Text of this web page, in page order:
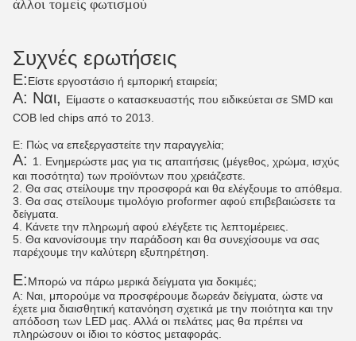
άλλοι τομείς φωτισμού
Συχνές ερωτήσεις
Ε:Είστε εργοστάσιο ή εμπορική εταιρεία;
Α: Ναι, Είμαστε ο κατασκευαστής που ειδικεύεται σε SMD και
COB led chips από το 2013.
Ε: Πώς να επεξεργαστείτε την παραγγελία;
Α: 1. Ενημερώστε μας για τις απαιτήσεις (μέγεθος, χρώμα, ισχύς
και ποσότητα) των προϊόντων που χρειάζεστε.
2. Θα σας στείλουμε την προσφορά και θα ελέγξουμε το απόθεμα.
3. Θα σας στείλουμε τιμολόγιο proformer αφού επιβεβαιώσετε τα
δείγματα.
4. Κάνετε την πληρωμή αφού ελέγξετε τις λεπτομέρειες.
5. Θα κανονίσουμε την παράδοση και θα συνεχίσουμε να σας
παρέχουμε την καλύτερη εξυπηρέτηση.
Ε:Μπορώ να πάρω μερικά δείγματα για δοκιμές;
Α: Ναι, μπορούμε να προσφέρουμε δωρεάν δείγματα, ώστε να
έχετε μια διαισθητική κατανόηση σχετικά με την ποιότητα και την
απόδοση των LED μας. Αλλά οι πελάτες μας θα πρέπει να
πληρώσουν οι ίδιοι το κόστος μεταφοράς.